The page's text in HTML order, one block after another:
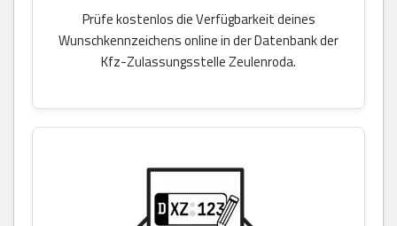
Prüfe kostenlos die Verfügbarkeit deines
Wunschkennzeichens online in der Datenbank der
Kfz-Zulassungsstelle Zeulenroda.